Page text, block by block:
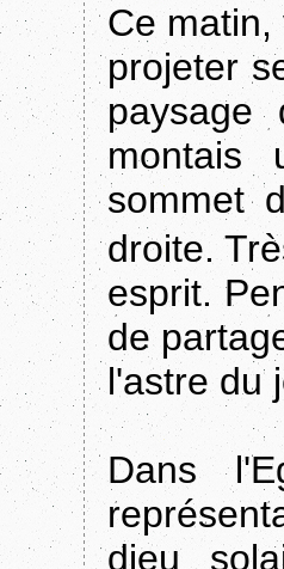
Ce
projeter
paysage
montais
sommet
droite.
esprit.
de
l'astre du
Dans
dieu